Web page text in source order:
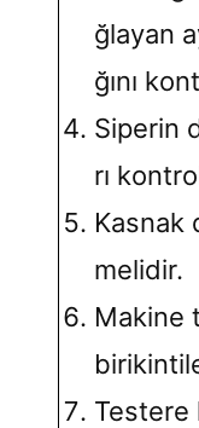
ğlayan
ğını
Siperin
rı
Kasnak
melidir.
Makine
Testere